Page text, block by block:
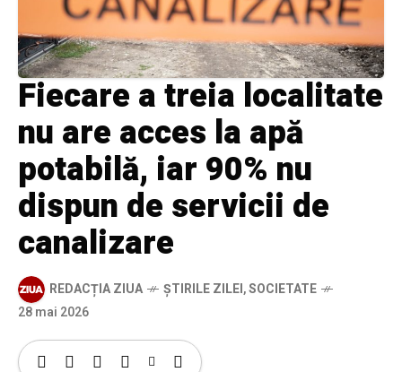
Fiecare a treia localitate
nu are acces la apă
potabilă, iar 90% nu
dispun de servicii de
canalizare
REDACȚIA ZIUA ȘTIRILE ZILEI,SOCIETATE
28 mai 2026